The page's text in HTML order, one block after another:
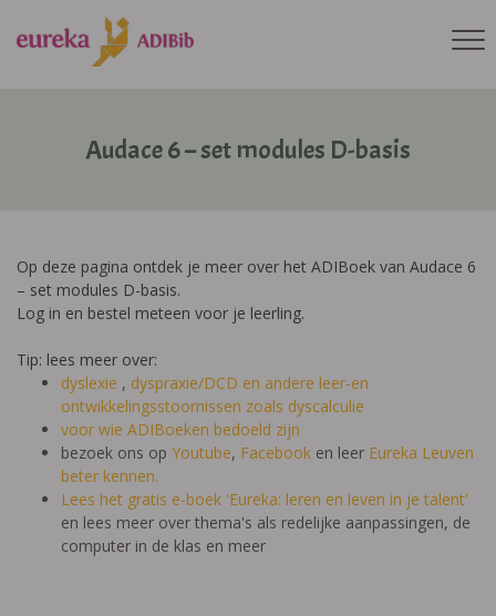
Audace 6 – set modules D-basis
Op deze pagina ontdek je meer over het ADIBoek van Audace 6
– set modules D-basis.
Log in en bestel meteen voor je leerling.
Tip: lees meer over:
dyslexie , dyspraxie/DCD en andere leer-en
ontwikkelingsstoornissen zoals dyscalculie
voor wie ADIBoeken bedoeld zijn
bezoek ons op Youtube, Facebook en leer Eureka Leuven
beter kennen.
Lees het gratis e-boek 'Eureka: leren en leven in je talent'
en lees meer over thema's als redelijke aanpassingen, de
computer in de klas en meer